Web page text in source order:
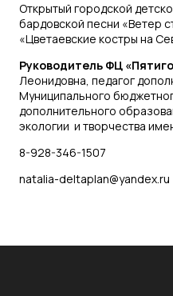
Открытый городской
бардовской песни «Ветер
«Цветаевские костры на
Руководитель ФЦ
Леонидовна, педагог
Муниципального
дополнительного
экологии и творчества
8-928-346-1507
natalia-deltaplan@yandex.ru